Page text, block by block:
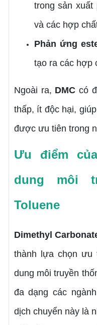
trong sản xuất
và các hợp
Phản ứng
tạo ra các hợp
Ngoài ra, DMC có
thấp, ít độc hại,
được ưu tiên trong
Ưu điểm
dung môi
Toluene
Dimethyl
thành lựa chọn ưu
dung môi truyền
đa dạng các
dịch chuyển này là